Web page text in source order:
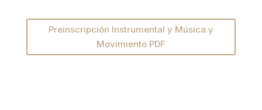
Preinscripción Instrumental y Música y
Movimiento PDF